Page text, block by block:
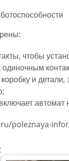
чтобы
одиночным
и детали,
автомат
poleznaya-